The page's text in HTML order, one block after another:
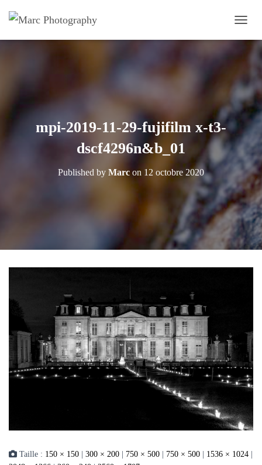
mpi-2019-11-29-fujifilm x-t3-
dscf4296n&b_01
Published by Marc on 12 octobre 2020
Taille : 150 × 150 | 300 × 200 | 750 × 500 | 750 × 500 | 1536 × 1024 |